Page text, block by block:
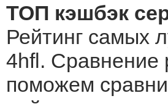
ТОП кэшбэк
Рейтинг самых
4hfl. Сравнение
поможем